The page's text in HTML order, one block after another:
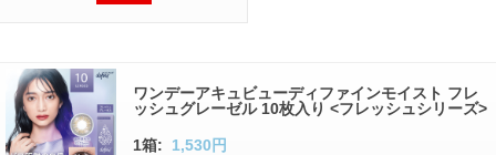
ワンデーアキュビューディファインモイスト フレ
ッシュグレーゼル 10枚入り <フレッシュシリーズ>
1箱: 1,530円